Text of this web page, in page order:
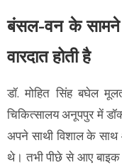
बंसल-वन के सामने
वारदात होती है
डॉ. मोहित सिंह बघेल
चिकित्सालय अनूपपुर में
अपने साथी विशाल के
थे। तभी पीछे से आए बाइक